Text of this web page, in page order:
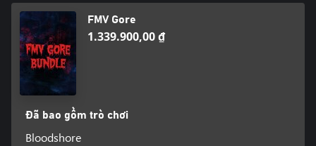
FMV Gore
1.339.900,00 ₫
Đã bao gồm trò chơi
Bloodshore